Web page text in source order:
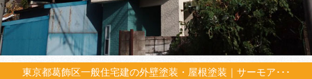
東京都葛飾区一般住宅建の外壁塗装・屋根塗装｜サーモア･･･